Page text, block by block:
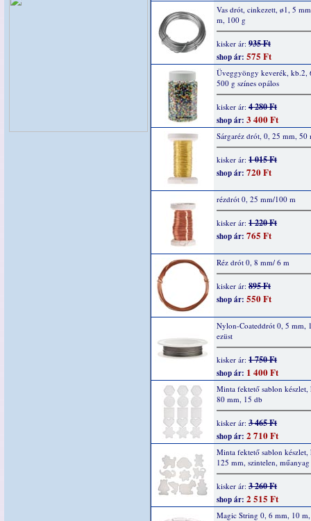
Vas drót, cinkezett, ø1, 5
m, 100 g
kisker ár: 935 Ft
shop ár: 575 Ft
Üveggyöngy keverék, kb.2,
500 g színes opálos
kisker ár: 4 280 Ft
shop ár: 3 400 Ft
Sárgaréz drót, 0, 25 mm, 50
kisker ár: 1 015 Ft
shop ár: 720 Ft
rézdrót 0, 25 mm/100 m
kisker ár: 1 220 Ft
shop ár: 765 Ft
Réz drót 0, 8 mm/ 6 m
kisker ár: 895 Ft
shop ár: 550 Ft
Nylon-Coateddrót 0, 5 mm,
ezüst
kisker ár: 1 750 Ft
shop ár: 1 400 Ft
Minta fektető sablon
80 mm, 15 db
kisker ár: 3 465 Ft
shop ár: 2 710 Ft
Minta fektető sablon
125 mm, szintelen, műanyag
kisker ár: 3 260 Ft
shop ár: 2 515 Ft
Magic String 0, 6 mm, 10 m,